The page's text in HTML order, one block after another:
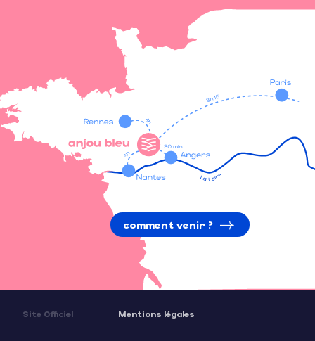
comment venir ?
Site Officiel Mentions légales